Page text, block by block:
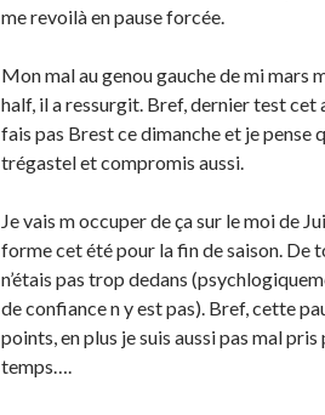
me revoilà en pause forcée.
Mon mal au genou gauche de mi mars
half, il a ressurgit. Bref, dernier test cet
fais pas Brest ce dimanche et je pense
trégastel et compromis aussi.
Je vais m occuper de ça sur le moi de
forme cet été pour la fin de saison. De
n’étais pas trop dedans
de confiance n y est pas). Bref, cette
points, en plus je suis aussi pas mal
temps….